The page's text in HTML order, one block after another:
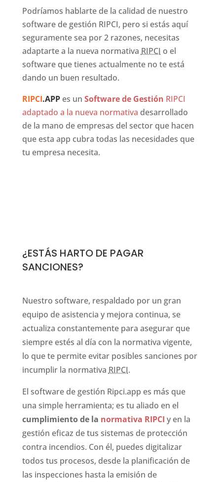
Podríamos hablarte de la calidad de nuestro
software de gestión RIPCI, pero si estás aquí
seguramente sea por 2 razones, necesitas
adaptarte a la nueva normativa RIPCI o el
software que tienes actualmente no te está
dando un buen resultado.
RIPCI.APPes un Software de Gestión RIPCI
adaptado a la nueva normativa desarrollado
de la mano de empresas del sector que hacen
que esta app cubra todas las necesidades que
tu empresa necesita.
¿ESTÁS HARTO DE PAGAR
SANCIONES?
Nuestro software, respaldado por un gran
equipo de asistencia y mejora continua, se
actualiza constantemente para asegurar que
siempre estés al día con la normativa vigente,
lo que te permite evitar posibles sanciones por
incumplir la normativa RIPCI.
El software de gestión Ripci.app es más que
una simple herramienta; es tu aliado en el
cumplimiento de la normativa RIPCI y en la
gestión eficaz de tus sistemas de protección
contra incendios. Con él, puedes digitalizar
todos tus procesos, desde la planificación de
las inspecciones hasta la emisión de